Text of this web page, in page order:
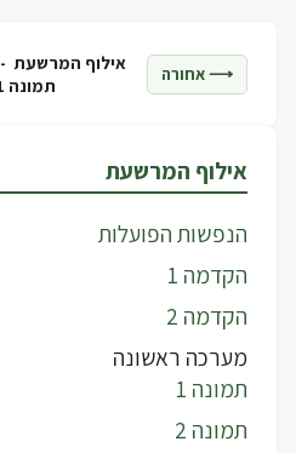
⟶ אחורה אילוף המרשעת -
תמונה 1
אילוף המרשעת
הנפשות הפועלות
הקדמה 1
הקדמה 2
מערכה ראשונה
תמונה 1
תמונה 2